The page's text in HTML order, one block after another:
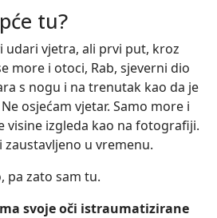
tu?
udari vjetra, ali prvi put, kroz
more i otoci, Rab, sjeverni dio
s nogu i na trenutak kao da je
osjećam vjetar. Samo more i
visine izgleda kao na fotografiji.
u vremenu.
pa zato sam tu.
svoje oči istraumatizirane